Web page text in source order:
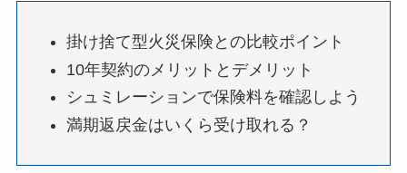
掛け捨て型火災保険との比較ポイント
10年契約のメリットとデメリット
シュミレーションで保険料を確認しよう
満期返戻金はいくら受け取れる？